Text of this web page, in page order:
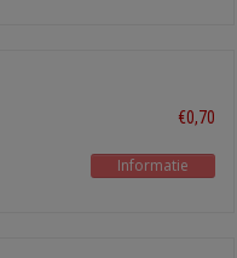
€0,70
Informatie